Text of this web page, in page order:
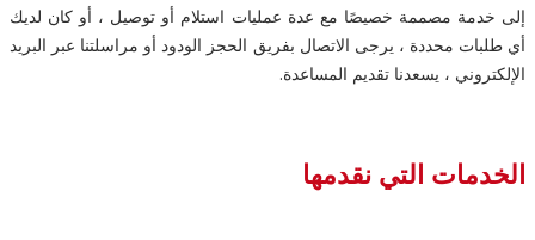
إلى خدمة مصممة خصيصًا مع عدة عمليات استلام أو توصيل ، أو كان لديك
أي طلبات محددة ، يرجى الاتصال بفريق الحجز الودود أو مراسلتنا عبر البريد
الإلكتروني ، يسعدنا تقديم المساعدة.
الخدمات التي نقدمها